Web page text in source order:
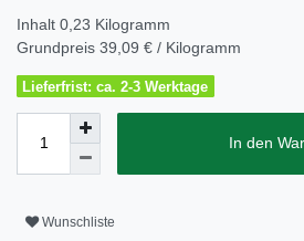
Inhalt 0,23 Kilogramm
Grundpreis 39,09 € / Kilogramm
Lieferfrist: ca. 2-3 Werktage
In den
Wunschliste